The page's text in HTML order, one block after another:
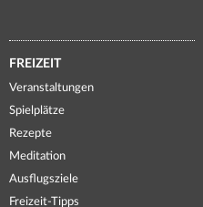
FREIZEIT
Veranstaltungen
Spielplätze
Rezepte
Meditation
Ausflugsziele
Freizeit-Tipps